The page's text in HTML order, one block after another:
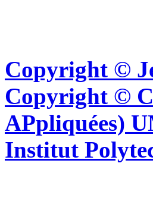
Copyright ©
Copyright ©
APpliquées)
Institut